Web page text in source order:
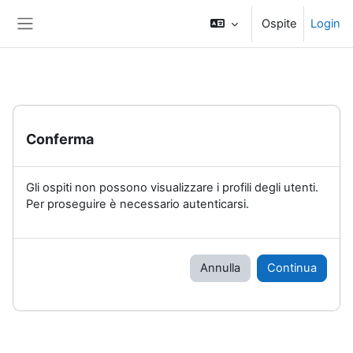
Ospite Login
Conferma
Gli ospiti non possono visualizzare i profili degli utenti.
Per proseguire è necessario autenticarsi.
Annulla Continua